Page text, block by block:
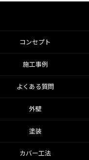
コンセプト
施工事例
よくある質問
外壁
塗装
カバー工法